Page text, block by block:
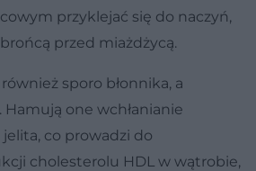
przyklejać się do naczyń,
przed miażdżycą.
sporo błonnika, a
one wchłanianie
co prowadzi do
cholesterolu HDL w wątrobie,